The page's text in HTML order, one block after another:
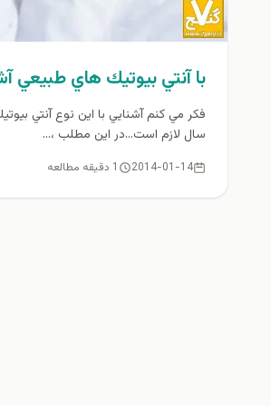
با آنتي بيوتيك هاي طبيعي
فكر مي كنم آشنايي با اين نوع آنتي
سال لازم است...در این مطلب ،...
2014-01-14 1 دقیقه مطالعه